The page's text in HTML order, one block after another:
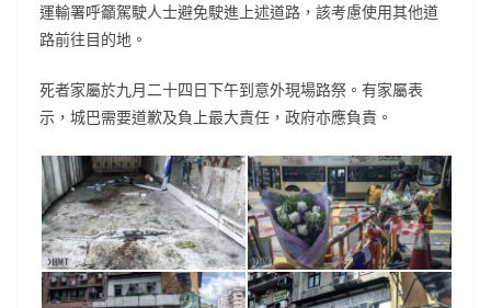
運輸署呼籲駕駛人士避免駛進上述道路，該考慮使用其他道
路前往目的地。
死者家屬於九月二十四日下午到意外現場路祭。有家屬表
示，城巴需要道歉及負上最大責任，政府亦應負責。